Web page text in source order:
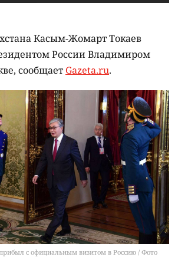
Касым-Жомарт Токаев
России Владимиром
сообщает Gazeta.ru.
с официальным визитом в Россию / Фото